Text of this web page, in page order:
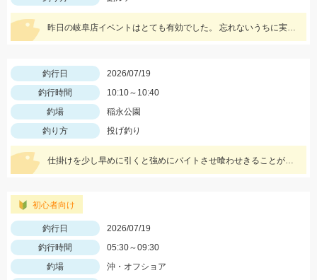
昨日の岐阜店イベントはとても有効でした。 忘れないうちに実践へ
釣行日
2026/07/19
釣行時間
10:10～10:40
釣場
稲永公園
釣り方
投げ釣り
仕掛けを少し早めに引くと強めにバイトさせ喰わせきることが出来ました！エサの石ゴカイは長めに付けると反応良かったです♪
初心者向け
釣行日
2026/07/19
釣行時間
05:30～09:30
釣場
沖・オフショア